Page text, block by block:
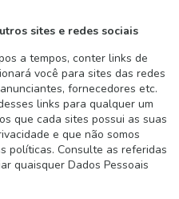
sites e redes sociais
a tempos, conter links de
você para sites das redes
fornecedores etc.
links para qualquer um
que cada sites possui as suas
e que não somos
políticas. Consulte as referidas
quaisquer Dados Pessoais